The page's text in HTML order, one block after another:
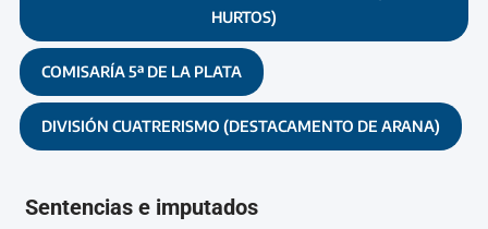
HURTOS)
COMISARÍA 5ª DE LA PLATA
DIVISIÓN CUATRERISMO (DESTACAMENTO DE ARANA)
Sentencias e imputados